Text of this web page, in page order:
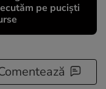
pe puciști